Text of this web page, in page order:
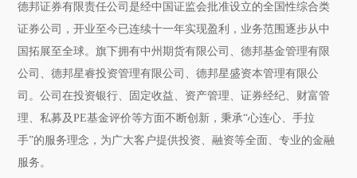
德邦证券有限责任公司是经中国证监会批准设立的全国性综合类
证券公司，开业至今已连续十一年实现盈利，业务范围逐步从中
国拓展至全球。旗下拥有中州期货有限公司、德邦基金管理有限
公司、德邦星睿投资管理有限公司、德邦星盛资本管理有限公
司。公司在投资银行、固定收益、资产管理、证券经纪、财富管
理、私募及PE基金评价等方面不断创新，秉承“心连心、手拉
手”的服务理念，为广大客户提供投资、融资等全面、专业的金融
服务。